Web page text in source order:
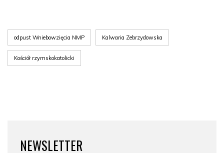
odpust Wniebowzięcia NMP Kalwaria Zebrzydowska
Kościół rzymskokatolicki
NEWSLETTER